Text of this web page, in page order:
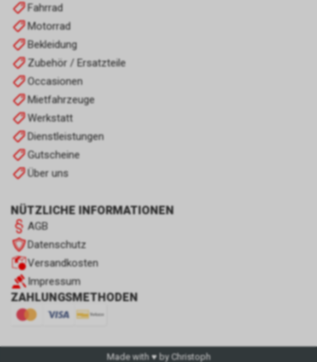
Fahrrad
Motorrad
Bekleidung
Zubehör / Ersatzteile
Occasionen
Mietfahrzeuge
Werkstatt
Dienstleistungen
Gutscheine
Über uns
NÜTZLICHE INFORMATIONEN
AGB
Datenschutz
Versandkosten
Impressum
ZAHLUNGSMETHODEN
Made with ♥ by Christoph